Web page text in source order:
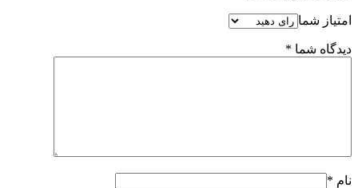
امتیاز شما
دیدگاه شما *
نام *